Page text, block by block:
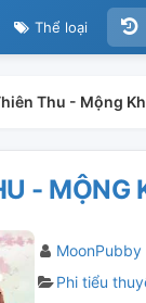
Thể loại
Thu - Mộng
- MỘNG
MoonPubby
Phi tiểu